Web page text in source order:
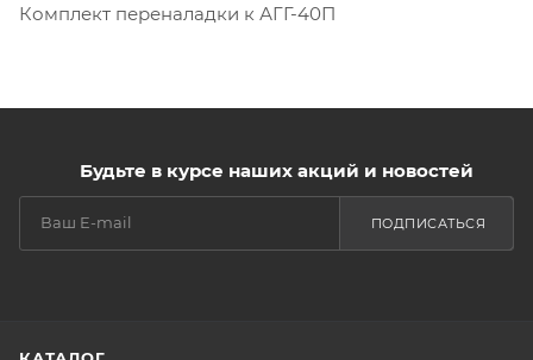
Комплект переналадки к АГГ-40П
Будьте в курсе наших акций и новостей
ПОДПИСАТЬСЯ